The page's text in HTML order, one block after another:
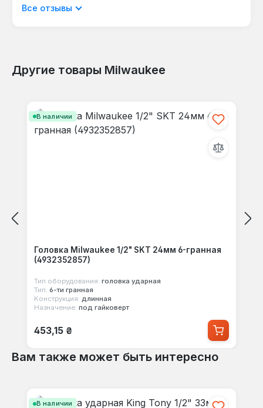
Отображать отзывы только на текущем
Все отзывы
Другие товары Milwaukee
В наличии
Головка Milwaukee 1/2" SKT 24мм 6-гранная
(4932352857)
Тип оборудования: головка ударная
Тип: 6-ти гранная
Конструкция: длинная
Назначение: под гайковерт
Обычная цена:
453,15 ₴
Вам также может быть интересно
В наличии